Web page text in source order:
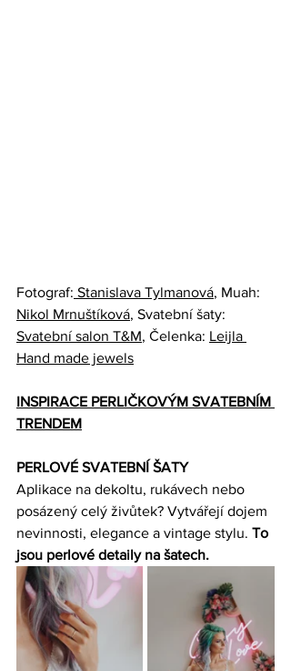
Fotograf: Stanislava Tylmanová, Muah:
Nikol Mrnuštíková, Svatební šaty:
Svatební salon T&M, Čelenka: Leijla
Hand made jewels
INSPIRACE PERLIČKOVÝM SVATEBNÍM
TRENDEM
PERLOVÉ SVATEBNÍ ŠATY
Aplikace na dekoltu, rukávech nebo
posázený celý živůtek? Vytvářejí dojem
nevinnosti, elegance a vintage stylu. To
jsou perlové detaily na šatech.